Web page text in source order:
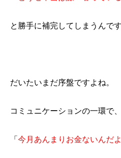
と勝手に補完してしまうんです
だいたいまだ序盤ですよね。
コミュニケーションの一環で、
「 今月あんまりお金ないんだ